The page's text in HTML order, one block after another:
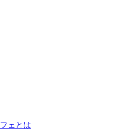
ェとは